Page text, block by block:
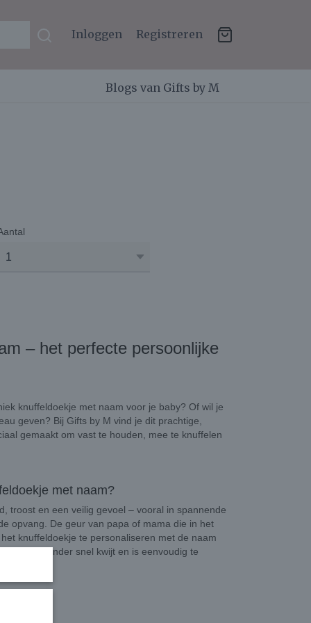
Inloggen Registreren
Blogs van Gifts by M
– het perfecte persoonlijke
knuffeldoekje met naam voor je baby? Of wil je
geven? Bij Gifts by M vind je dit prachtige,
gemaakt om vast te houden, mee te knuffelen
met naam?
troost en een veilig gevoel – vooral in spannende
opvang. De geur van papa of mama die in het
knuffeldoekje te personaliseren met de naam
raakt minder snel kwijt en is eenvoudig te